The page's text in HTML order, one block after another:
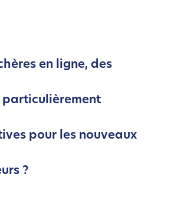
en ligne, des
particulièrement
pour les nouveaux
?